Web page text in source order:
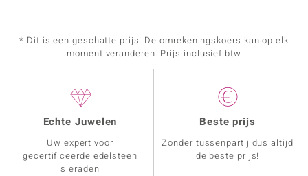
* Dit is een geschatte prijs. De omrekeningskoers kan op elk
moment veranderen. Prijs inclusief btw
Echte Juwelen
Uw expert voor
gecertificeerde edelsteen
sieraden
Beste prijs
Zonder tussenpartij dus altijd
de beste prijs!